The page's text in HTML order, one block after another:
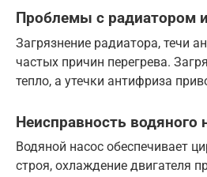
Проблемы с радиатором
Загрязнение радиатора, течи
частых причин перегрева.
тепло, а утечки антифриза
Неисправность водяного
Водяной насос обеспечивает
строя, охлаждение двигателя